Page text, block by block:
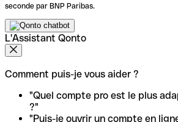
seconde par BNP Paribas.
L'Assistant Qonto
Comment puis-je vous aider ?
"Quel compte pro est le plus
?"
"Puis-je ouvrir un compte en